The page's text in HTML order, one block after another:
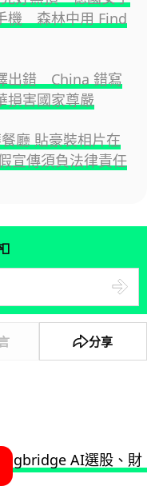
機 森林中用 Find
出錯 China 錯寫
害國家尊嚴
廳 貼豪裝相片在
宣傳須負法律責任
分享